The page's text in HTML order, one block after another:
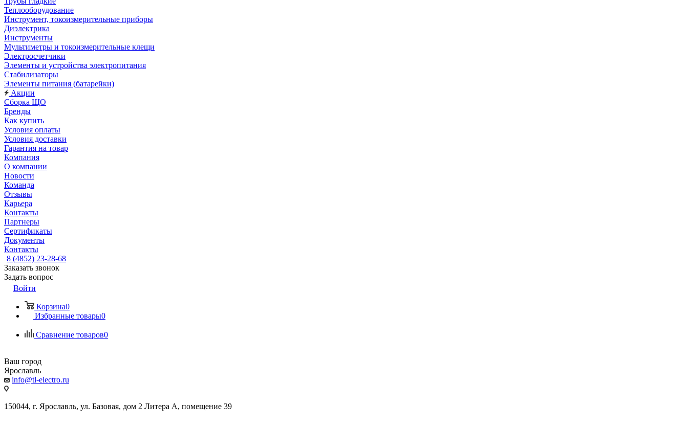
Теплооборудование
Инструмент, токоизмерительные приборы
Диэлектрика
Инструменты
Мультиметры и токоизмерительные клещи
Электросчетчики
Элементы и устройства электропитания
Стабилизаторы
Элементы питания (батарейки)
Акции
Сборка ЩО
Бренды
Как купить
Условия оплаты
Условия доставки
Гарантия на товар
Компания
О компании
Новости
Команда
Отзывы
Карьера
Контакты
Партнеры
Сертификаты
Документы
Контакты
8 (4852) 23-28-68
Заказать звонок
Задать вопрос
Войти
Корзина0
Избранные товары0
Сравнение товаров0
Ваш город
Ярославль
info@tl-electro.ru
150044, г. Ярославль, ул. Базовая, дом 2 Литера А, помещение 39